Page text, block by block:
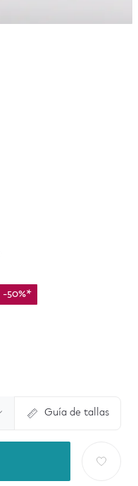
-50%*
Guía de tallas